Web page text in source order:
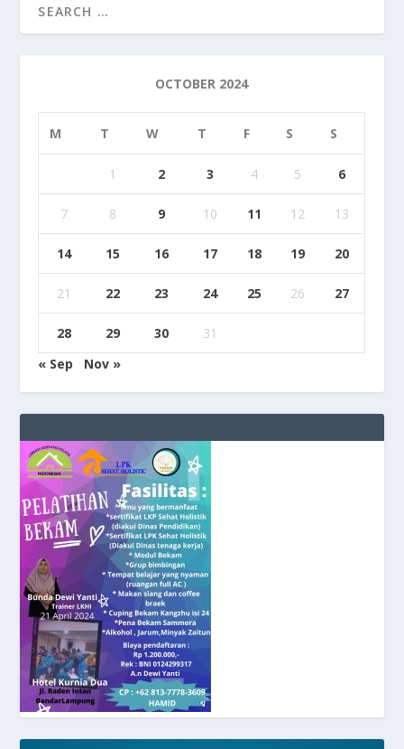
OCTOBER 2024
M T W T F S S
1 2 3 4 5 6
7 8 9 10 11 12 13
14 15 16 17 18 19 20
21 22 23 24 25 26 27
28 29 30
31
« Sep
Nov »